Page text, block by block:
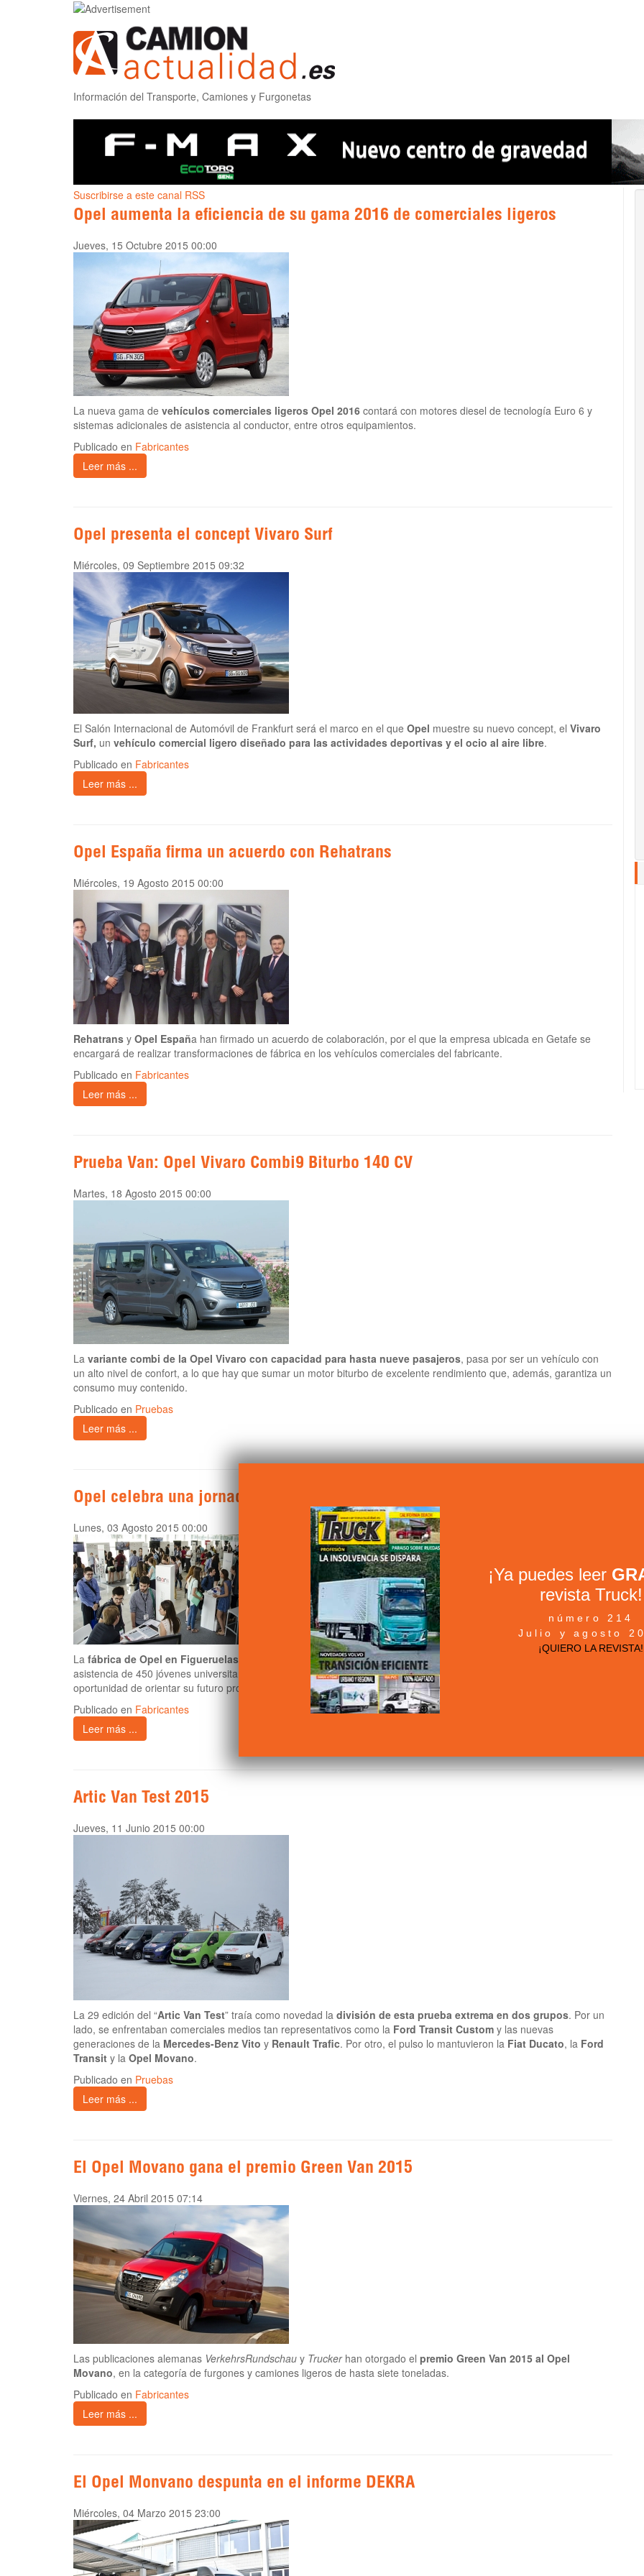
Información del Transporte, Camiones y Furgonetas
Suscribirse a este canal RSS
Opel aumenta la eficiencia de su gama 2016 de comerciales ligeros
Jueves, 15 Octubre 2015 00:00
La nueva gama de vehículos comerciales ligeros Opel 2016 contará con motores diesel de tecnología Euro 6 y
sistemas adicionales de asistencia al conductor, entre otros equipamientos.
Publicado en Fabricantes
Leer más ...
Opel presenta el concept Vivaro Surf
Miércoles, 09 Septiembre 2015 09:32
El Salón Internacional de Automóvil de Frankfurt será el marco en el que Opel muestre su nuevo concept, el Vivaro
Surf, un vehículo comercial ligero diseñado para las actividades deportivas y el ocio al aire libre.
Publicado en Fabricantes
Leer más ...
Opel España firma un acuerdo con Rehatrans
Miércoles, 19 Agosto 2015 00:00
Rehatrans y Opel España han firmado un acuerdo de colaboración, por el que la empresa ubicada en Getafe se
encargará de realizar transformaciones de fábrica en los vehículos comerciales del fabricante.
Publicado en Fabricantes
Leer más ...
Prueba Van: Opel Vivaro Combi9 Biturbo 140 CV
Martes, 18 Agosto 2015 00:00
La variante combi de la Opel Vivaro con capacidad para hasta nueve pasajeros, pasa por ser un vehículo con
un alto nivel de confort, a lo que hay que sumar un motor biturbo de excelente rendimiento que, además, garantiza un
consumo muy contenido.
Publicado en Pruebas
Leer más ...
Opel celebra una jornada de fomento del empleo para jóvenes
Lunes, 03 Agosto 2015 00:00
La fábrica de Opel en Figueruelas ha celebrado unajornada de motivación laboral
asistencia de 450 jóvenes universitarios, de formación profesional, trabajadores y desempleados, que han tenido la
oportunidad de orientar su futuro profesional.
Publicado en Fabricantes
Leer más ...
Artic Van Test 2015
Jueves, 11 Junio 2015 00:00
La 29 edición del “Artic Van Test” traía como novedad la división de esta prueba extrema en dos grupos. Por un
lado, se enfrentaban comerciales medios tan representativos como la Ford Transit Custom y las nuevas
generaciones de la Mercedes-Benz Vito y Renault Trafic. Por otro, el pulso lo mantuvieron la Fiat Ducato, la Ford
Transit y la Opel Movano.
Publicado en Pruebas
Leer más ...
El Opel Movano gana el premio Green Van 2015
Viernes, 24 Abril 2015 07:14
Las publicaciones alemanas VerkehrsRundschau y Truckerhan otorgado el premio Green Van 2015 al Opel
Movano, en la categoría de furgones y camiones ligeros de hasta siete toneladas.
Publicado en Fabricantes
Leer más ...
El Opel Monvano despunta en el informe DEKRA
Miércoles, 04 Marzo 2015 23:00
¡Ya puedes leer
revista Truck!
número 214
Julio y agosto
¡QUIERO LA REVISTA!